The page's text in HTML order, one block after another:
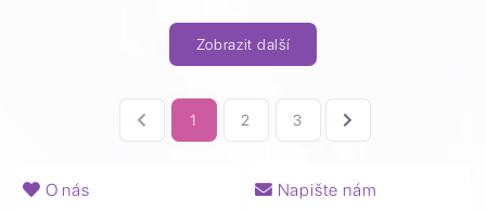
Zobrazit další
1 2 3
O nás
Napište nám